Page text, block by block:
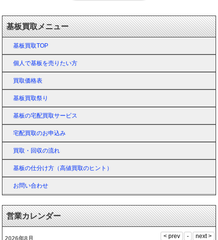
基板買取メニュー
基板買取TOP
個人で基板を売りたい方
買取価格表
基板買取祭り
基板の宅配買取サービス
宅配買取のお申込み
買取・回収の流れ
基板の仕分け方（高値買取のヒント）
お問い合わせ
営業カレンダー
2026年8月